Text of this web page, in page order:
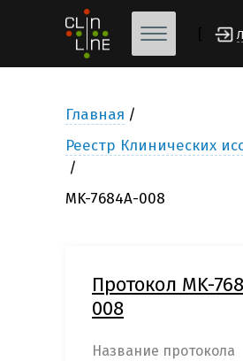
Главная
Реестр Клинических
MK-7684A-008
Протокол MK-
008
Название протокола